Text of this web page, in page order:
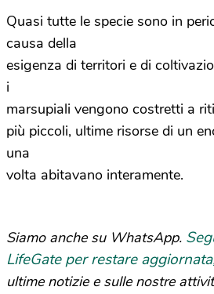
Quasi tutte le specie sono in
causa della
esigenza di territori e di
i
marsupiali vengono costretti a
più piccoli, ultime risorse di un
una
volta abitavano interamente.
Siamo anche su WhatsApp.
LifeGate per restare
ultime notizie e sulle nostre